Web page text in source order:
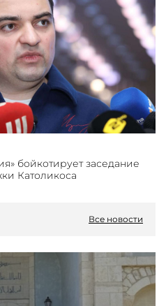
бойкотирует заседание
Католикоса
Все новости